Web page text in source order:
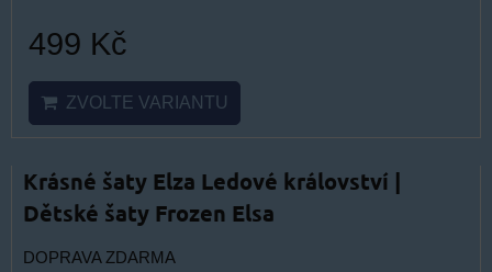
499 Kč
ZVOLTE VARIANTU
Krásné šaty Elza Ledové království |
Dětské šaty Frozen Elsa
DOPRAVA ZDARMA